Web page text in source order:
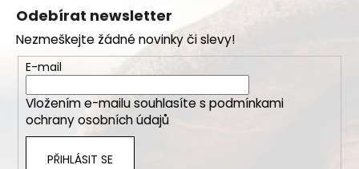
e
n
a
?
Odebírat newsletter
Nezmeškejte žádné novinky či slevy!
E-mail
Vložením e-mailu souhlasíte s podmínkami
ochrany osobních údajů
PŘIHLÁSIT SE